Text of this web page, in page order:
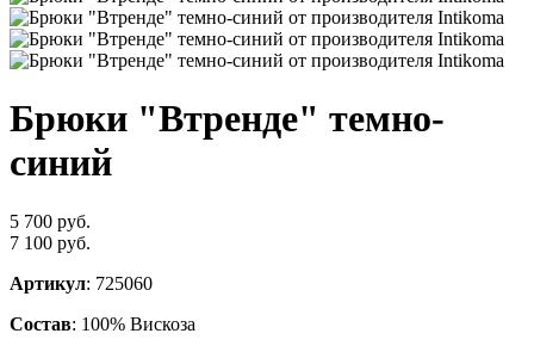
Брюки "Втренде" темно-
синий
5 700 руб.
7 100 руб.
Артикул: 725060
Состав: 100% Вискоза